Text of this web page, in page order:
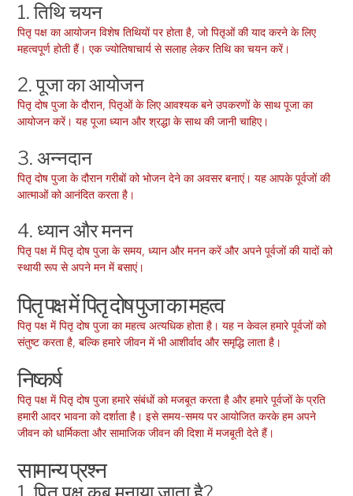
1. तिथि चयन
पितृ पक्ष का आयोजन विशेष तिथियों पर होता है, जो पितृओं की याद करने के लिए
महत्वपूर्ण होती हैं। एक ज्योतिषाचार्य से सलाह लेकर तिथि का चयन करें।
2. पूजा का आयोजन
पितृ दोष पुजा के दौरान, पितृओं के लिए आवश्यक बने उपकरणों के साथ पूजा का
आयोजन करें। यह पूजा ध्यान और श्रद्धा के साथ की जानी चाहिए।
3. अन्नदान
पितृ दोष पुजा के दौरान गरीबों को भोजन देने का अवसर बनाएं। यह आपके पूर्वजों की
आत्माओं को आनंदित करता है।
4. ध्यान और मनन
पितृ पक्ष में पितृ दोष पुजा के समय, ध्यान और मनन करें और अपने पूर्वजों की यादों को
स्थायी रूप से अपने मन में बसाएं।
पितृ पक्ष में पितृ दोष पुजा का महत्व
पितृ पक्ष में पितृ दोष पुजा का महत्व अत्यधिक होता है। यह न केवल हमारे पूर्वजों को
संतुष्ट करता है, बल्कि हमारे जीवन में भी आशीर्वाद और समृद्धि लाता है।
निष्कर्ष
पितृ पक्ष में पितृ दोष पुजा हमारे संबंधों को मजबूत करता है और हमारे पूर्वजों के प्रति
हमारी आदर भावना को दर्शाता है। इसे समय-समय पर आयोजित करके हम अपने
जीवन को धार्मिकता और सामाजिक जीवन की दिशा में मजबूती देते हैं।
सामान्य प्रश्न